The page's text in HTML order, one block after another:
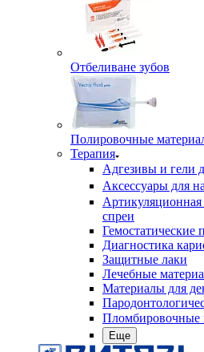
Отбеливане зубов
Полировочные
Терапия
Адгезивы и гели
Аксессуары для
спреи
Гемостатические
Диагностика
Защитные лаки
Лечебные
Материалы для
Пломбировочные
Еще